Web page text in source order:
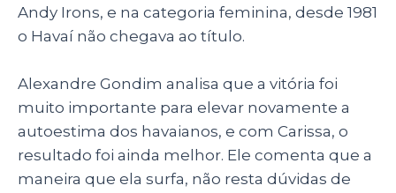
Andy Irons, e na categoria feminina, desde 1981
o Havaí não chegava ao título.
Alexandre Gondim analisa que a vitória foi
muito importante para elevar novamente a
autoestima dos havaianos, e com Carissa, o
resultado foi ainda melhor. Ele comenta que a
maneira que ela surfa, não resta dúvidas de